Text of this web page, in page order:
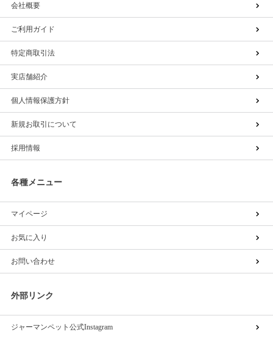
会社概要
ご利用ガイド
特定商取引法
実店舗紹介
個人情報保護方針
新規お取引について
採用情報
各種メニュー
マイページ
お気に入り
お問い合わせ
外部リンク
ジャーマンペット公式Instagram